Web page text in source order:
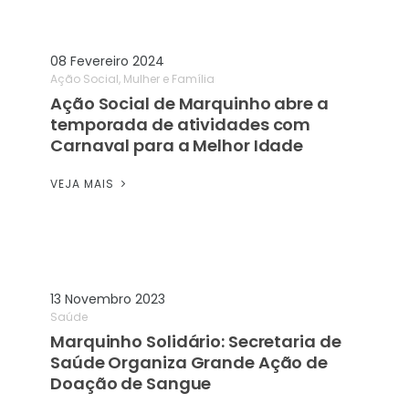
08 Fevereiro 2024
Ação Social, Mulher e Família
Ação Social de Marquinho abre a
temporada de atividades com
Carnaval para a Melhor Idade
VEJA MAIS
13 Novembro 2023
Saúde
Marquinho Solidário: Secretaria de
Saúde Organiza Grande Ação de
Doação de Sangue